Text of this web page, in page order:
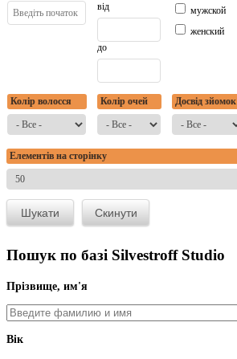
від
до
мужской
женский
Колір волосся Колір очей Досвід зйомок
Елементів на сторінку
Пошук по базі Silvestroff Studio
Прізвище, им'я
Вік